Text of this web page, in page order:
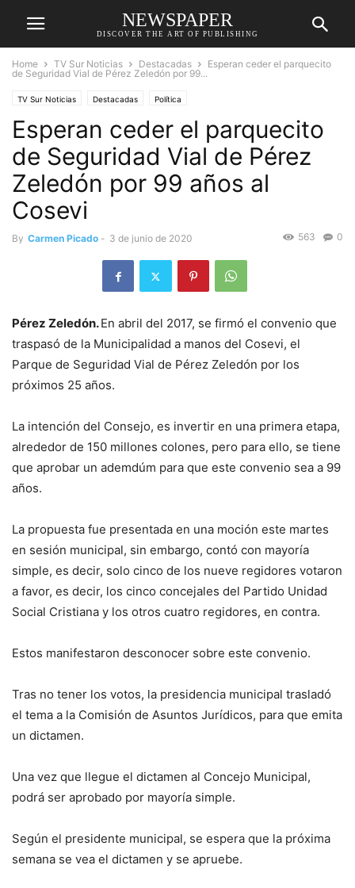
NEWSPAPER
DISCOVER THE ART OF PUBLISHING
Home TV Sur Noticias Destacadas
Esperan ceder el parquecito
de Seguridad Vial de Pérez Zeledón por 99...
TV Sur Noticias Destacadas Política
Esperan ceder el parquecito
de Seguridad Vial de Pérez
Zeledón por 99 años al
Cosevi
By Carmen Picado - 3 de junio de 2020 0
563
Pérez Zeledón.En abril del 2017, se firmó el convenio que
traspasó de la Municipalidad a manos del Cosevi, el
Parque de Seguridad Vial de Pérez Zeledón por los
próximos 25 años.
La intención del Consejo, es invertir en una primera etapa,
alrededor de 150 millones colones, pero para ello, se tiene
que aprobar un ademdúm para que este convenio sea a 99
años.
La propuesta fue presentada en una moción este martes
en sesión municipal, sin embargo, contó con mayoría
simple, es decir, solo cinco de los nueve regidores votaron
a favor, es decir, los cinco concejales del Partido Unidad
Social Cristiana y los otros cuatro regidores, en contra.
Estos manifestaron desconocer sobre este convenio.
Tras no tener los votos, la presidencia municipal trasladó
el tema a la Comisión de Asuntos Jurídicos, para que emita
un dictamen.
Una vez que llegue el dictamen al Concejo Municipal,
podrá ser aprobado por mayoría simple.
Según el presidente municipal, se espera que la próxima
semana se vea el dictamen y se apruebe.